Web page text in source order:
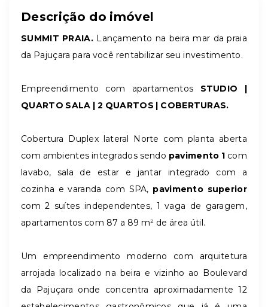
Descrição do imóvel
SUMMIT PRAIA. Lançamento na beira mar da praia
da Pajuçara para você rentabilizar seu investimento.
Empreendimento com apartamentos STUDIO |
QUARTO SALA | 2 QUARTOS | COBERTURAS.
Cobertura Duplex lateral Norte com planta aberta
com ambientes integrados sendo pavimento 1 com
lavabo, sala de estar e jantar integrado com a
cozinha e varanda com SPA, pavimento superior
com 2 suítes independentes, 1 vaga de garagem,
apartamentos com 87 a 89 m² de área útil.
Um empreendimento moderno com arquitetura
arrojada localizado na beira e vizinho ao Boulevard
da Pajuçara onde concentra aproximadamente 12